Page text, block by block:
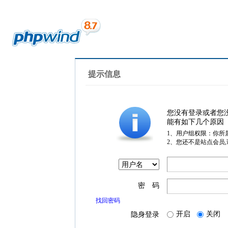
提示信息
您没有登录或者您
能有如下几个原因
1、用户组权限：你所
2、您还不是站点会员
密 码
找回密码
隐身登录 开启 关闭